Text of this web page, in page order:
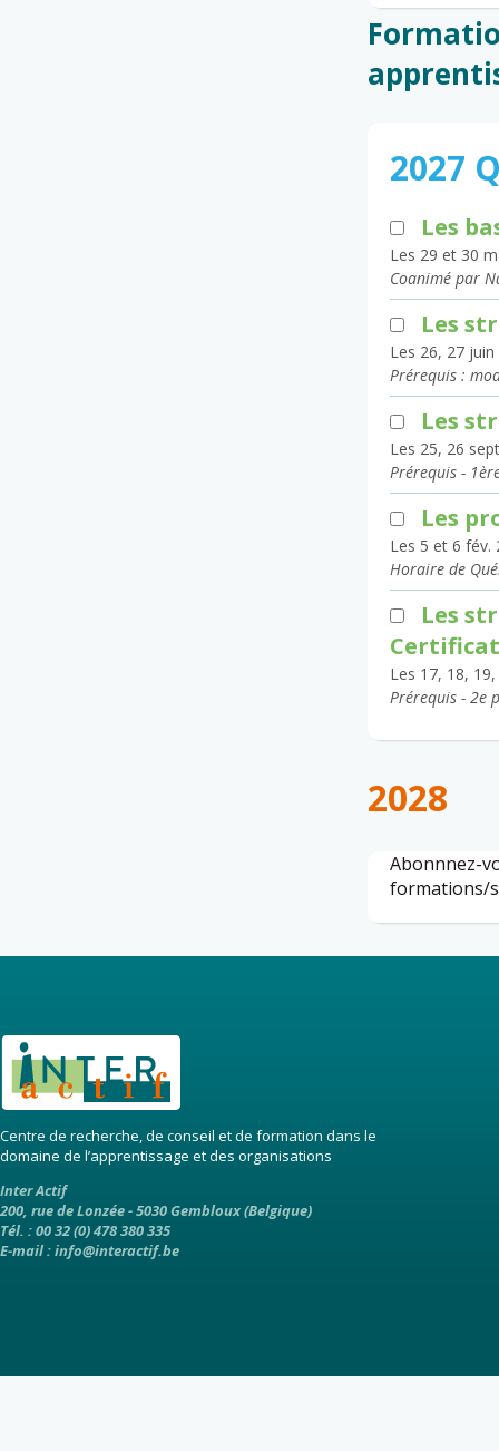
2027
Les
Les 29 et 30
Coanimé par
Les
Les 26, 27
Prérequis :
Les
Les 25, 26
Prérequis -
Les
Les 5 et 6
Horaire de
Les
Les 17, 18,
Prérequis - 2e
2028
Abonnnez-
formations/
Centre de recherche, de conseil et de formation dans le
domaine de l’apprentissage et des organisations
Inter Actif
200, rue de Lonzée - 5030 Gembloux (Belgique)
Tél. : 00 32 (0) 478 380 335
E-mail :info@interactif.be